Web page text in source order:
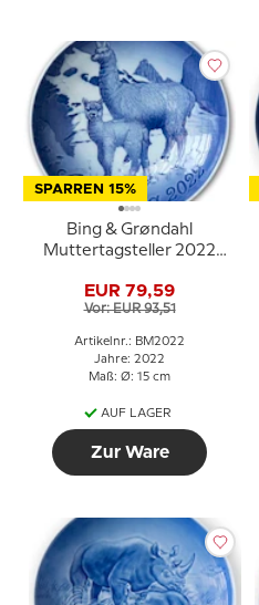
SPARREN 15%
Bing & Grøndahl
Muttertagsteller 2022
EUR 79,59
Vor: EUR 93,51
Artikelnr.: BM2022
Jahre: 2022
Maß: Ø: 15 cm
AUF LAGER
Zur Ware